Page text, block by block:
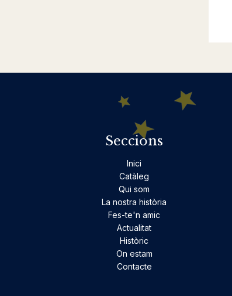
Seccions
Inici
Catàleg
Qui som
La nostra història
Fes-te'n amic
Actualitat
Històric
On estam
Contacte